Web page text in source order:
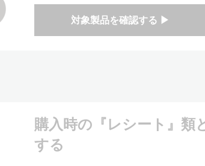
対象製品を確認する ▶︎
購入時の『レシート』類
する